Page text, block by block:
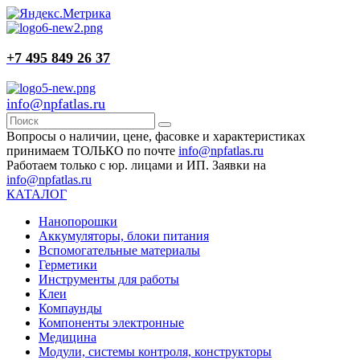
+7 495 849 26 37
info@npfatlas.ru
Вопросы о наличии, цене, фасовке и характеристиках
принимаем ТОЛЬКО по почте info@npfatlas.ru
Работаем только с юр. лицами и ИП. Заявки на
info@npfatlas.ru
КАТАЛОГ
Нанопорошки
Аккумуляторы, блоки питания
Вспомогательные материалы
Герметики
Инструменты для работы
Клеи
Компаунды
Компоненты электронные
Медицина
Модули, системы контроля, конструкторы